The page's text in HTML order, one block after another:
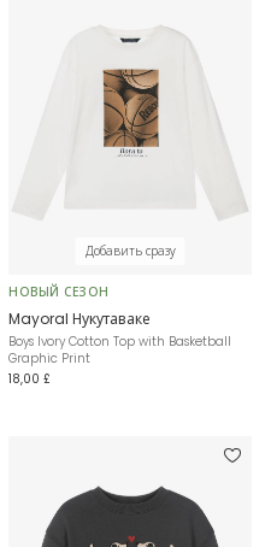
Добавить сразу
НОВЫЙ СЕЗОН
Mayoral Нукутаваке
Boys Ivory Cotton Top with Basketball
Graphic Print
18,00 £